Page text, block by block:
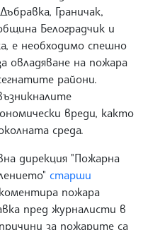
Граничак,
Белоградчик и
е необходимо спешно
овладяване на пожара
райони.
вреди, както
среда.
дирекция "Пожарна
старши
пожара
пред журналисти в
за пожарите са